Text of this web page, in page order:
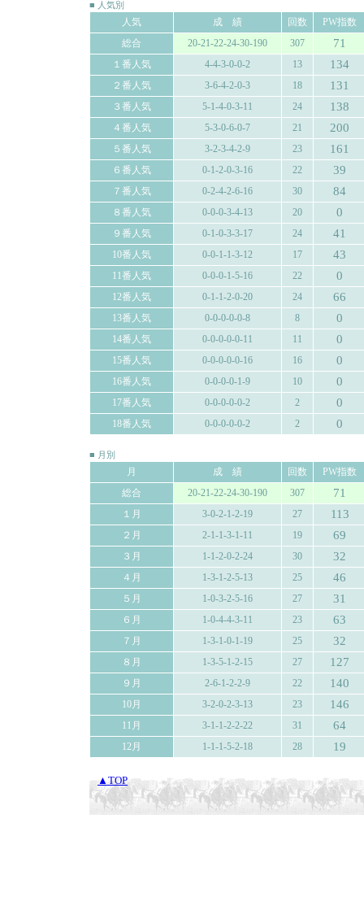
■ 人気別
人気 成 績 回数
PW指数
総合
20-21-22-24-30-190 307 71
１番人気 4-4-3-0-0-2 13 134
２番人気 3-6-4-2-0-3 18 131
３番人気 5-1-4-0-3-11 24 138
４番人気 5-3-0-6-0-7 21 200
５番人気 3-2-3-4-2-9 23 161
６番人気 0-1-2-0-3-16 22 39
７番人気 0-2-4-2-6-16 30 84
８番人気 0-0-0-3-4-13 20 0
９番人気 0-1-0-3-3-17 24 41
10番人気 0-0-1-1-3-12 17 43
11番人気 0-0-0-1-5-16 22 0
12番人気 0-1-1-2-0-20 24 66
13番人気 0-0-0-0-0-8 8 0
14番人気 0-0-0-0-0-11 11 0
15番人気 0-0-0-0-0-16 16 0
16番人気 0-0-0-0-1-9 10 0
17番人気 0-0-0-0-0-2 2 0
18番人気 0-0-0-0-0-2 2 0
■ 月別
月 成 績 回数
PW指数
総合
20-21-22-24-30-190 307 71
１月 3-0-2-1-2-19 27 113
２月 2-1-1-3-1-11 19 69
３月 1-1-2-0-2-24 30 32
４月 1-3-1-2-5-13 25 46
５月 1-0-3-2-5-16 27 31
６月 1-0-4-4-3-11 23 63
７月 1-3-1-0-1-19 25 32
８月 1-3-5-1-2-15 27 127
９月 2-6-1-2-2-9 22 140
10月 3-2-0-2-3-13 23 146
11月 3-1-1-2-2-22 31 64
12月 1-1-1-5-2-18 28 19
▲TOP